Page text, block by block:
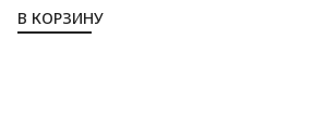
В КОРЗИНУ